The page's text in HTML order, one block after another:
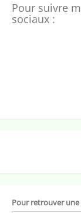
Pour suivre
sociaux :
Pour retrouver une